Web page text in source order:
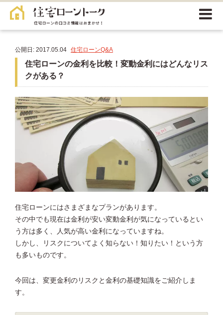
公開日: 2017.05.04 住宅ローンQ&A
住宅ローンの金利を比較！変動金利にはどんなリス
クがある？
住宅ローンにはさまざまなプランがあります。
その中でも現在は金利が安い変動金利が気になっているとい
う方は多く、人気が高い金利になっていますね。
しかし、リスクについてよく知らない！知りたい！という方
も多いものです。
今回は、変更金利のリスクと金利の基礎知識をご紹介しま
す。